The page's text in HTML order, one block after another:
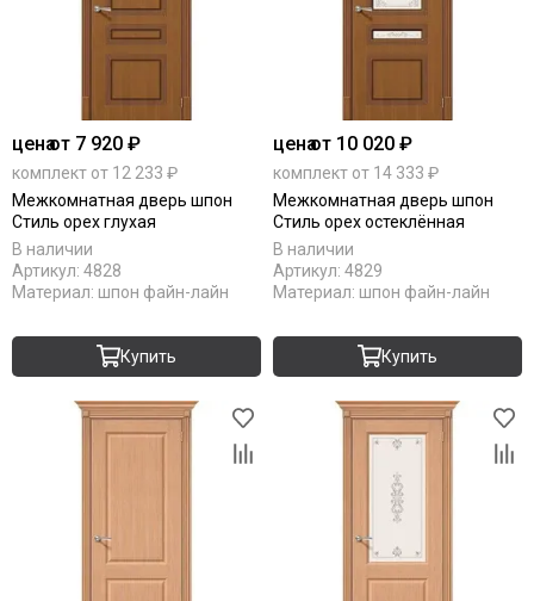
ценаот 7 920 ₽
комплект от 12 233 ₽
Межкомнатная дверь шпон
Стиль орех глухая
В наличии
Артикул: 4828
Материал: шпон файн-лайн
Купить
ценаот 10 020 ₽
комплект от 14 333 ₽
Межкомнатная дверь шпон
Стиль орех остеклённая
В наличии
Артикул: 4829
Материал: шпон файн-лайн
Купить